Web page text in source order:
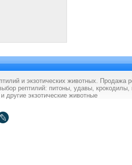
и экзотических животных. Продажа
рептилий: питоны, удавы,
другие экзотические животные